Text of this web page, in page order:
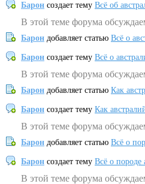
Барон создает тему Всё об
В этой теме форума
Барон добавляет статью Всё о
Барон создает тему Всё о
В этой теме форума
Барон добавляет статью Как
Барон создает тему Как
В этой теме форума
Барон добавляет статью Всё о
Барон создает тему Всё о породе
В этой теме форума